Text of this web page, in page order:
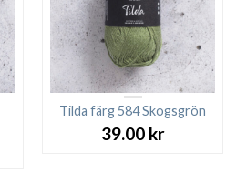
Tilda färg 584 Skogsgrön
39.00 kr